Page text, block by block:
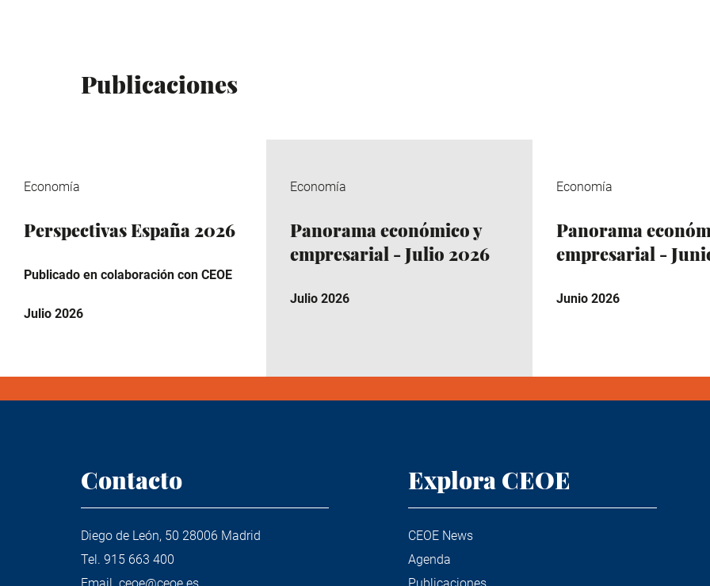
Publicaciones
Economía
Perspectivas España 2026
Publicado en colaboración con CEOE
Julio 2026
Economía
Panorama económico y
empresarial - Julio 2026
Julio 2026
Economía
Panorama
empresarial -
Junio 2026
Contacto
Diego de León, 50 28006 Madrid
Tel. 915 663 400
Email. ceoe@ceoe.es
Explora CEOE
CEOE News
Agenda
Publicaciones